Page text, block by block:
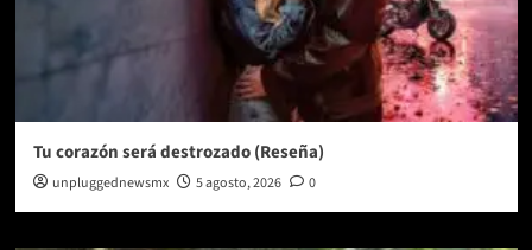
Tu corazón será destrozado (Reseña)
unpluggednewsmx 5 agosto, 2026 0